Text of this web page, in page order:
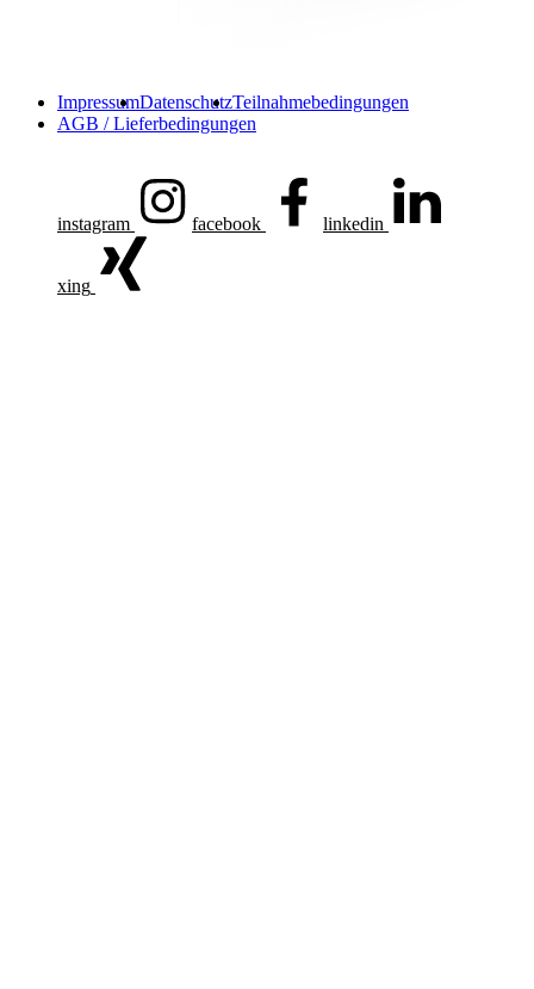
ImpressumDatenschutzTeilnahmebedingungen
AGB / Lieferbedingungen
instagram facebook linkedin
xing